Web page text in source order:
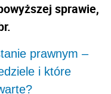
sprawie,
prawnym –
i które